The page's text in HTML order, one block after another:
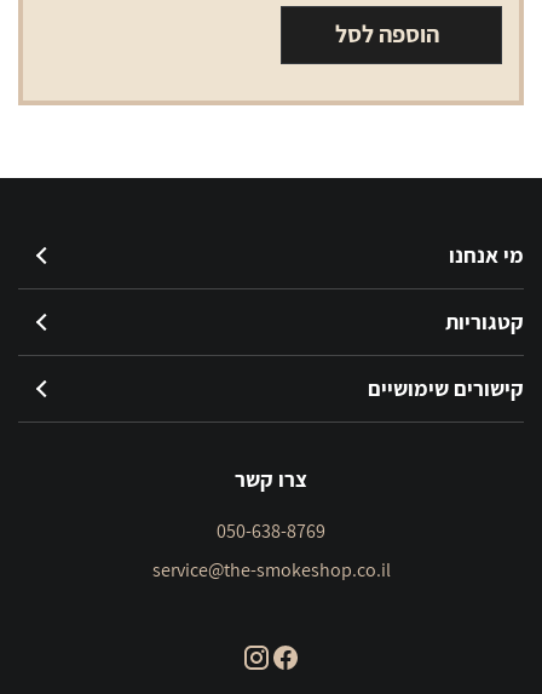
סיגרלות
קרם
הוספה לסל
מי אנחנו
קטגוריות
קישורים שימושיים
צרו קשר
050-638-8769
service@the-smokeshop.co.il